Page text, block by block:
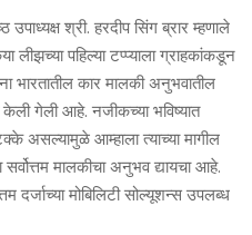
उपाध्यक्ष श्री. हरदीप सिंग ब्रार म्हणाले
लीझच्या पहिल्या टप्प्याला ग्राहकांकडून
भारतातील कार मालकी अनुभवातील
गेली आहे. नजीकच्या भविष्यात
असल्यामुळे आम्हाला त्याच्या मागील
मालकीचा अनुभव द्यायचा आहे.
दर्जाच्या मोबिलिटी सोल्यूशन्स उपलब्ध